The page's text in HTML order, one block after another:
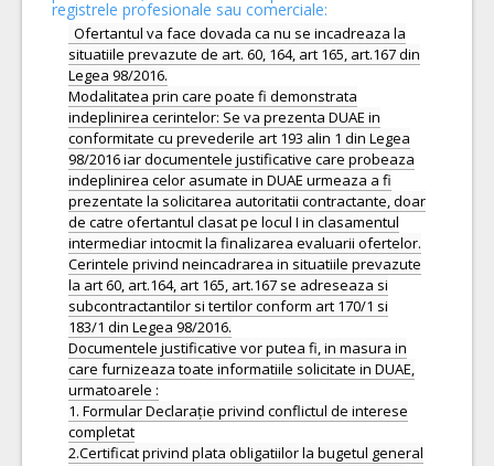
registrele profesionale sau comerciale:
Ofertantul va face dovada ca nu se incadreaza la
situatiile prevazute de art. 60, 164, art 165, art.167 din
Legea 98/2016.
Modalitatea prin care poate fi demonstrata
indeplinirea cerintelor: Se va prezenta DUAE in
conformitate cu prevederile art 193 alin 1 din Legea
98/2016 iar documentele justificative care probeaza
indeplinirea celor asumate in DUAE urmeaza a fi
prezentate la solicitarea autoritatii contractante, doar
de catre ofertantul clasat pe locul I in clasamentul
intermediar intocmit la finalizarea evaluarii ofertelor.
Cerintele privind neincadrarea in situatiile prevazute
la art 60, art.164, art 165, art.167 se adreseaza si
subcontractantilor si tertilor conform art 170/1 si
183/1 din Legea 98/2016.
Documentele justificative vor putea fi, in masura in
care furnizeaza toate informatiile solicitate in DUAE,
urmatoarele :
1. Formular Declarație privind conflictul de interese
completat
2.Certificat privind plata obligatiilor la bugetul general